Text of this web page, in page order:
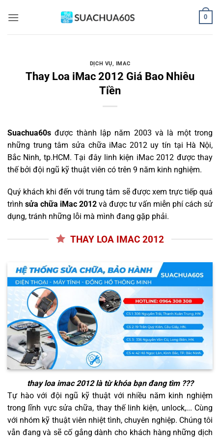
qua
0
DỊCH VỤ, IMAC
Thay Loa iMac 2012 Giá Bao Nhiêu
Tiền
Suachua60s được thành lập năm 2003 và là một trong
những trung tâm sửa chữa iMac 2012 uy tín tại Hà Nội,
Bắc Ninh, tp.HCM. Tại đây linh kiện iMac 2012 được thay
thế bởi đội ngũ kỹ thuật viên có trên 9 năm kinh nghiệm.
Quý khách khi đến với trung tâm sẽ được xem trực tiếp quá
trình sửa chữa iMac 2012 và được tư vấn miễn phí cách sử
dụng, tránh những lỗi mà mình đang gặp phải.
THAY LOA IMAC 2012
thay loa imac 2012là từ khóa bạn đang tìm ???
Tự hào với đội ngũ kỹ thuật với nhiều năm kinh nghiệm
trong lĩnh vực sửa chữa, thay thế linh kiện, unlock,... Cùng
với nhóm kỹ thuật viên nhiệt tình, chuyên nghiệp. Chúng tôi
vẫn đang và sẽ cố gắng dành cho khách hàng những dịch